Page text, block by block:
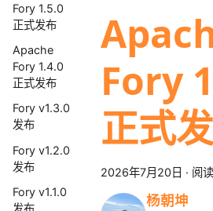
Fory 1.5.0
正式发布
Apache
Fory 1.4.0
正式发布
Fory v1.3.0
发布
Fory v1.2.0
发布
Fory v1.1.0
发布
Fory
正式
2026年7月20日 · 阅
杨朝坤